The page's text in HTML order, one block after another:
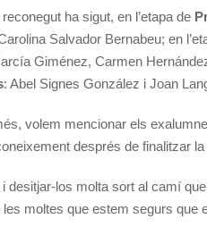
reconegut ha sigut, en l’etapa de
Salvador Bernabeu; en
Giménez, Carmen
: Abel Signes González i Joan
volem mencionar els
després de finalitzar
desitjar-los molta sort al camí
moltes que estem segurs que